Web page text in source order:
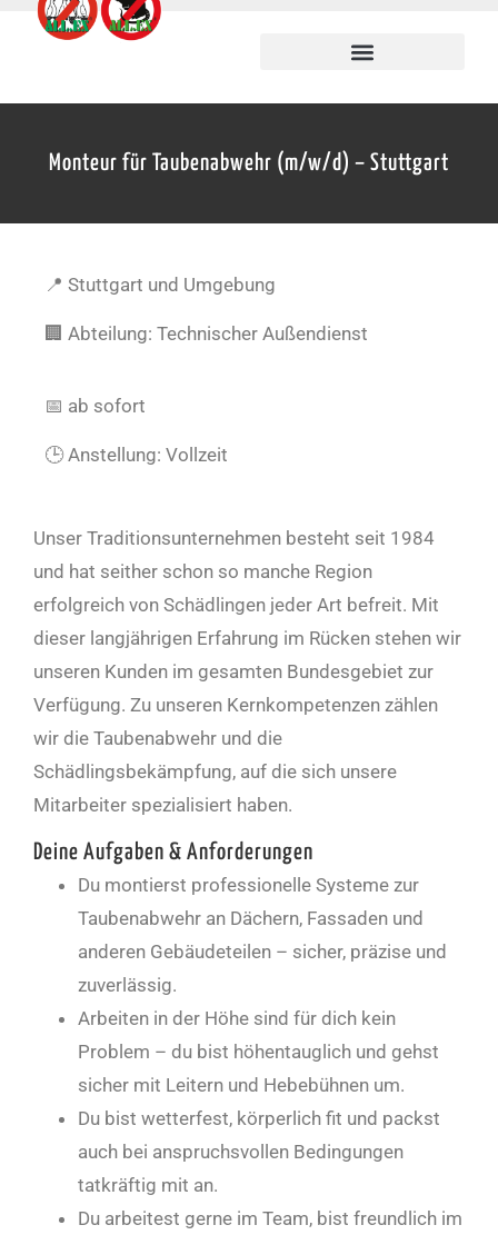
Monteur für Taubenabwehr (m/w/d) – Stuttgart
📍 Stuttgart und Umgebung
🏢 Abteilung: Technischer Außendienst
📅 ab sofort
🕒 Anstellung: Vollzeit
Unser Traditionsunternehmen besteht seit 1984
und hat seither schon so manche Region
erfolgreich von Schädlingen jeder Art befreit. Mit
dieser langjährigen Erfahrung im Rücken stehen wir
unseren Kunden im gesamten Bundesgebiet zur
Verfügung. Zu unseren Kernkompetenzen zählen
wir die Taubenabwehr und die
Schädlingsbekämpfung, auf die sich unsere
Mitarbeiter spezialisiert haben.
Deine Aufgaben & Anforderungen
Du montierst professionelle Systeme zur
Taubenabwehr an Dächern, Fassaden und
anderen Gebäudeteilen – sicher, präzise und
zuverlässig.
Arbeiten in der Höhe sind für dich kein
Problem – du bist höhentauglich und gehst
sicher mit Leitern und Hebebühnen um.
Du bist wetterfest, körperlich fit und packst
auch bei anspruchsvollen Bedingungen
tatkräftig mit an.
Du arbeitest gerne im Team, bist freundlich im